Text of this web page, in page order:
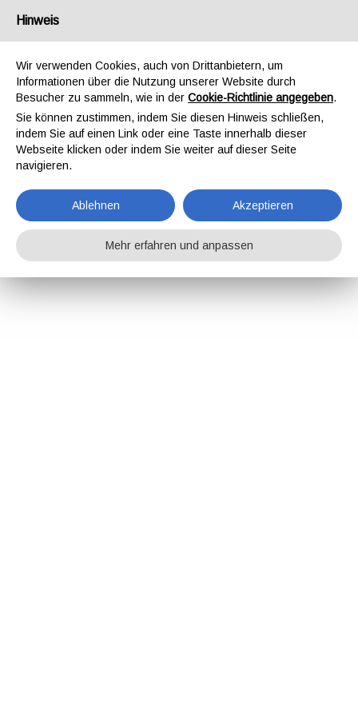
Hinweis
Wir verwenden Cookies, auch von Drittanbietern, um
Informationen über die Nutzung unserer Website durch
Besucher zu sammeln, wie in der Cookie-Richtlinie angegeben.
Sie können zustimmen, indem Sie diesen Hinweis schließen,
indem Sie auf einen Link oder eine Taste innerhalb dieser
Webseite klicken oder indem Sie weiter auf dieser Seite
navigieren.
Ablehnen Akzeptieren
Mehr erfahren und anpassen